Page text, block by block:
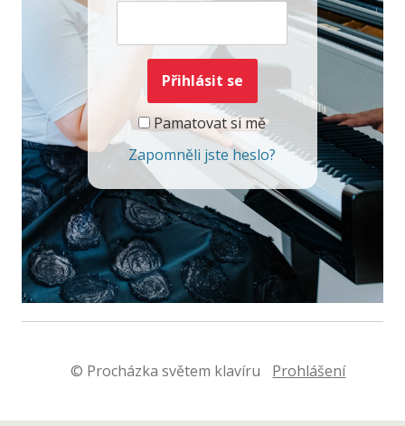
Pamatovat si mě
Zapomněli jste heslo?
© Procházka světem klavíru Prohlášení